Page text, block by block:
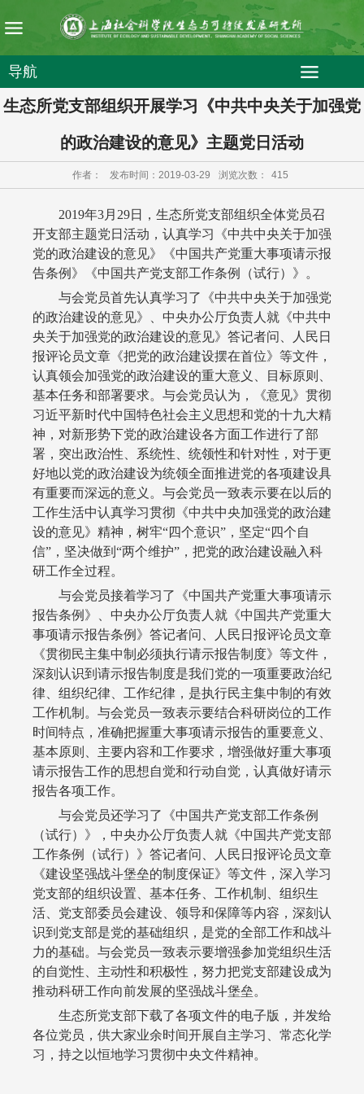
导航
生态所党支部组织开展学习《中共中央关于加强党
的政治建设的意见》主题党日活动
作者： 发布时间：2019-03-29 浏览次数： 415
2019年3月 29日，生态所党支部组织全体党员召
开支部主题党日活动，认真学习《中共中央关于加强
党的政治建设的意见》《中国共产党重大事项请示报
告条例》《中国共产党支部工作条例（试行）》。
与会党员首先认真学习了《中共中央关于加强党
的政治建设的意见》、中央办公厅负责人就《中共中
央关于加强党的政治建设的意见》答记者问、人民日
报评论员文章《把党的政治建设摆在首位》等文件，
认真领会加强党的政治建设的重大意义、目标原则、
基本任务和部署要求。与会党员认为，《意见》贯彻
习近平新时代中国特色社会主义思想和党的十九大精
神，对新形势下党的政治建设各方面工作进行了部
署，突出政治性、系统性、统领性和针对性，对于更
好地以党的政治建设为统领全面推进党的各项建设具
有重要而深远的意义。与会党员一致表示要在以后的
工作生活中认真学习贯彻《中共中央加强党的政治建
设的意见》精神，树牢“四个意识”，坚定“四个自
信”，坚决做到“两个维护”，把党的政治建设融入科
研工作全过程。
与会党员接着学习了《中国共产党重大事项请示
报告条例》、中央办公厅负责人就《中国共产党重大
事项请示报告条例》答记者问、人民日报评论员文章
《贯彻民主集中制必须执行请示报告制度》等文件，
深刻认识到请示报告制度是我们党的一项重要政治纪
律、组织纪律、工作纪律，是执行民主集中制的有效
工作机制。与会党员一致表示要结合科研岗位的工作
时间特点，准确把握重大事项请示报告的重要意义、
基本原则、主要内容和工作要求，增强做好重大事项
请示报告工作的思想自觉和行动自觉，认真做好请示
报告各项工作。
与会党员还学习了《中国共产党支部工作条例
（试行）》，中央办公厅负责人就《中国共产党支部
工作条例（试行）》答记者问、人民日报评论员文章
《建设坚强战斗堡垒的制度保证》等文件，深入学习
党支部的组织设置、基本任务、工作机制、组织生
活、党支部委员会建设、领导和保障等内容，深刻认
识到党支部是党的基础组织，是党的全部工作和战斗
力的基础。与会党员一致表示要增强参加党组织生活
的自觉性、主动性和积极性，努力把党支部建设成为
推动科研工作向前发展的坚强战斗堡垒。
生态所党支部下载了各项文件的电子版，并发给
各位党员，供大家业余时间开展自主学习、常态化学
习，持之以恒地学习贯彻中央文件精神。